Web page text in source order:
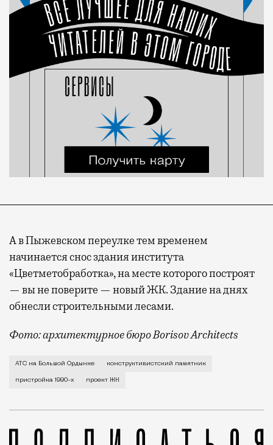
А в Пыжевском переулке тем временем
начинается снос здания института
«Цветметобработка», на месте которого построят
— вы не поверите — новый ЖК. Здание на днях
обнесли строительными лесами.
Фото: архитектурное бюро Borisov Architects
Речь идет о той части АТС, которую построили в
АТС на Большой Ордынке конструктивистский памятник
пристройка 1990-х проект ЖК